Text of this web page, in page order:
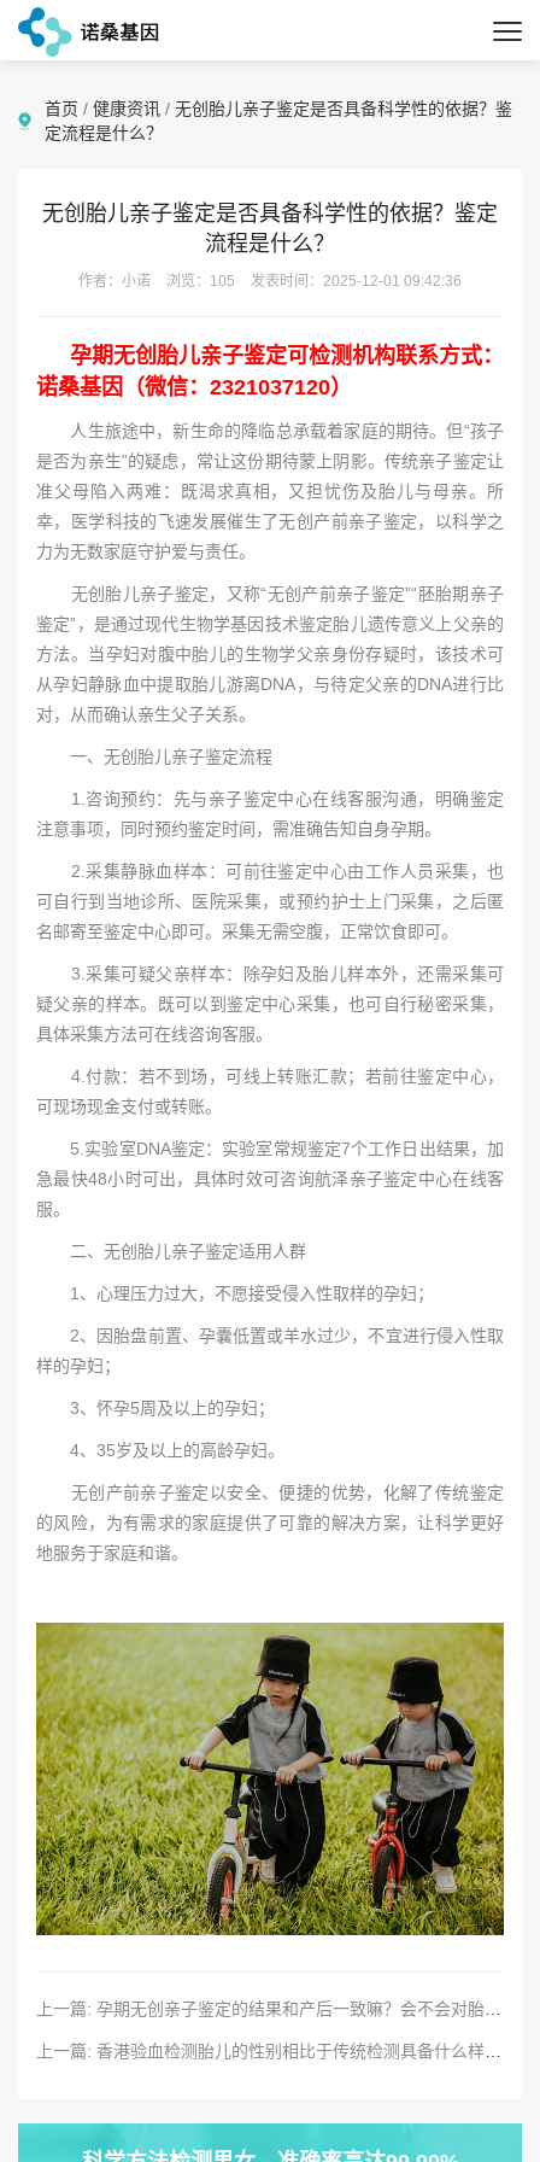
首页 / 健康资讯 / 无创胎儿亲子鉴定是否具备科学性的依据？鉴
定流程是什么？
无创胎儿亲子鉴定是否具备科学性的依据？鉴定
流程是什么？
作者：小诺 浏览：105 发表时间：2025-12-01 09:42:36
孕期无创胎儿亲子鉴定可检测机构联系方式：
诺桑基因（微信：2321037120）
人生旅途中，新生命的降临总承载着家庭的期待。但“孩子
是否为亲生”的疑虑，常让这份期待蒙上阴影。传统亲子鉴定让
准父母陷入两难：既渴求真相，又担忧伤及胎儿与母亲。所
幸，医学科技的飞速发展催生了无创产前亲子鉴定，以科学之
力为无数家庭守护爱与责任。
无创胎儿亲子鉴定，又称“无创产前亲子鉴定”“胚胎期亲子
鉴定”，是通过现代生物学基因技术鉴定胎儿遗传意义上父亲的
方法。当孕妇对腹中胎儿的生物学父亲身份存疑时，该技术可
从孕妇静脉血中提取胎儿游离DNA，与待定父亲的DNA进行比
对，从而确认亲生父子关系。
一、无创胎儿亲子鉴定流程
1.咨询预约：先与亲子鉴定中心在线客服沟通，明确鉴定
注意事项，同时预约鉴定时间，需准确告知自身孕期。
2.采集静脉血样本：可前往鉴定中心由工作人员采集，也
可自行到当地诊所、医院采集，或预约护士上门采集，之后匿
名邮寄至鉴定中心即可。采集无需空腹，正常饮食即可。
3.采集可疑父亲样本：除孕妇及胎儿样本外，还需采集可
疑父亲的样本。既可以到鉴定中心采集，也可自行秘密采集，
具体采集方法可在线咨询客服。
4.付款：若不到场，可线上转账汇款；若前往鉴定中心，
可现场现金支付或转账。
5.实验室DNA鉴定：实验室常规鉴定7个工作日出结果，加
急最快48小时可出，具体时效可咨询航泽亲子鉴定中心在线客
服。
二、无创胎儿亲子鉴定适用人群
1、心理压力过大，不愿接受侵入性取样的孕妇；
2、因胎盘前置、孕囊低置或羊水过少，不宜进行侵入性取
样的孕妇；
3、怀孕5周及以上的孕妇；
4、35岁及以上的高龄孕妇。
无创产前亲子鉴定以安全、便捷的优势，化解了传统鉴定
的风险，为有需求的家庭提供了可靠的解决方案，让科学更好
地服务于家庭和谐。